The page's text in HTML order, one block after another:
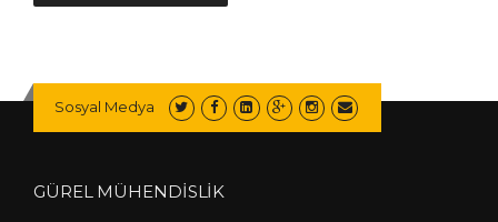
Sosyal Medya
GÜREL MÜHENDİSLİK